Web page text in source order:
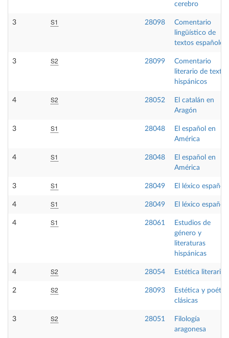
cerebro
3 S1 28098
Comentario
lingüístico de
textos españoles
3 S2 28099
Comentario
literario de textos
hispánicos
4 S2 28052
El catalán en
Aragón
3 S1 28048
El español en
América
4 S1 28048
El español en
América
3 S1 28049 El léxico español
4 S1 28049 El léxico español
4 S1 28061
Estudios de
género y
literaturas
hispánicas
4 S2 28054 Estética literaria
2 S2 28093
Estética y
clásicas
3 S2 28051
Filología
aragonesa